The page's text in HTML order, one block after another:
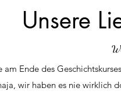
Unsere
Ende des
wir haben es nie wirklich